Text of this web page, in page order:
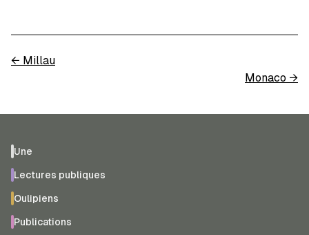
← Millau
Monaco →
Une
Lectures publiques
Oulipiens
Publications